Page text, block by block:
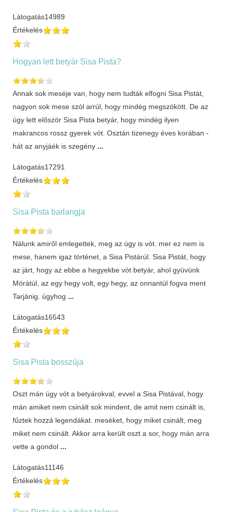
Látogatás14989
Értékelés
Hogyan lett betyár Sisa Pista?
Annak sok meséje van, hogy nem tudták elfogni Sisa Pistát,
nagyon sok mese szól arrúl, hogy mindég megszökött. De az
úgy lett először Sisa Pista betyár, hogy mindég ilyen
makrancos rossz gyerek vót. Osztán tizenegy éves korában -
hát az anyjáék is szegény ...
Látogatás17291
Értékelés
Sisa Pista barlangja
Nálunk amiről emlegettek, meg az úgy is vót. mer ez nem is
mese, hanem igaz történet, a Sisa Pistárúl. Sisa Pistát, hogy
az járt, hogy az ebbe a hegyekbe vót betyár, ahol gyüvünk
Mórátúl, az egy hegy volt, egy hegy, az onnantúl fogva ment
Tarjánig. úgyhog ...
Látogatás16543
Értékelés
Sisa Pista bosszúja
Oszt mán úgy vót a betyárokval, evvel a Sisa Pistával, hogy
mán amiket nem csinált sok mindent, de amit nem csinált is,
fűztek hozzá legendákat. meséket, hogy miket csinált, meg
miket nem csinált. Akkor arra került oszt a sor, hogy mán arra
vette a gondol ...
Látogatás11146
Értékelés